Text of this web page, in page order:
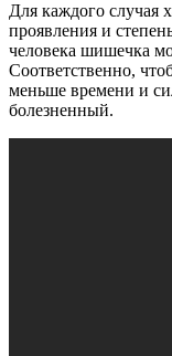
Для каждого случая
проявления и
человека шишечка
Соответственно,
меньше времени и
болезненный.